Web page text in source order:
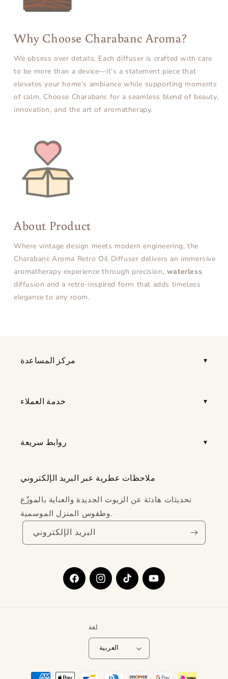
Why Choose Charabanc Aroma?
We obsess over details. Each diffuser is crafted with care
to be more than a device—it’s a statement piece that
elevates your home’s ambiance while supporting moments
of calm. Choose Charabanc for a seamless blend of beauty,
innovation, and the art of aromatherapy.
About Product
Where vintage design meets modern engineering, the
Charabanc Aroma Retro Oil Diffuser delivers an immersive
aromatherapy experience through precision, waterless
diffusion and a retro-inspired form that adds timeless
elegance to any room.
مركز المساعدة
خدمة العملاء
روابط سريعة
ملاحظات عطرية عبر البريد الإلكتروني
تحديثات هادئة عن الزيوت الجديدة والعناية بالموزّع
وطقوس المنزل الموسمية.
البريد الإلكتروني
فيسبوك إنستغرامتيك
يوتيوب
لغة
العربية
طرق